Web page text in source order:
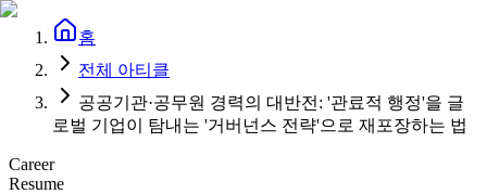
홈
전체 아티클
공공기관·공무원 경력의 대반전: '관료적 행정'을 글
로벌 기업이 탐내는 '거버넌스 전략'으로 재포장하는 법
Career
Resume